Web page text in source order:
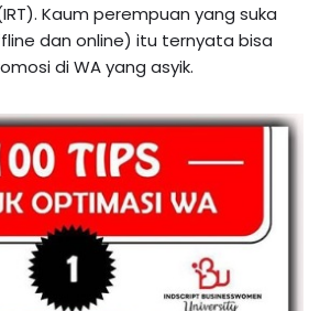
Kaum perempuan yang suka
dan online) itu ternyata bisa
di WA yang asyik.